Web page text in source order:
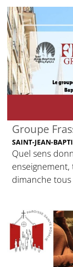
Groupe
SAINT-JEAN-
Quel sens
dimanche tous